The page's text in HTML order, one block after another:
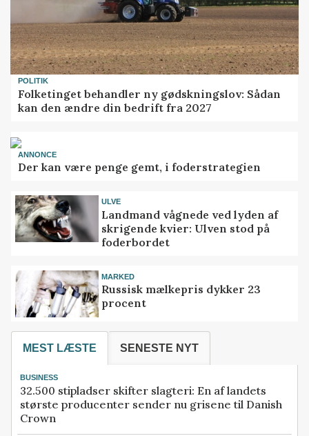
POLITIK
Folketinget behandler ny gødskningslov: Sådan
kan den ændre din bedrift fra 2027
ANNONCE
Der kan være penge gemt, i foderstrategien
ULVE
Landmand vågnede ved lyden af
skrigende kvier: Ulven stod på
foderbordet
MARKED
Russisk mælkepris dykker 23
procent
MEST LÆSTE SENESTE NYT
BUSINESS
32.500 stipladser skifter slagteri: En af landets
største producenter sender nu grisene til Danish
Crown